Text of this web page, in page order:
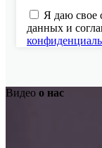
Я даю свое
данных и
Видео о нас